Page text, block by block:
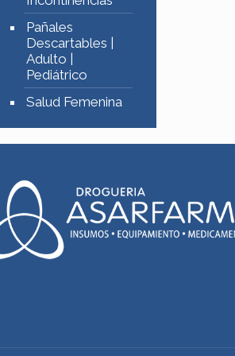
Pañales
Descartables |
Adulto |
Pediátrico
Salud Femenina